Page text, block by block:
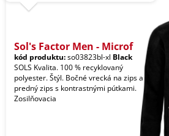
Sol's Factor Men - Microf
kód produktu:so03823bl-xl Black
SOLS Kvalita. 100 % recyklovaný
polyester. Štýl. Bočné vrecká na zips a
predný zips s kontrastnými pútkami.
Zosilňovacia